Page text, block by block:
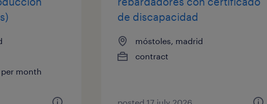
month
de discapacidad
móstoles, madrid
contract